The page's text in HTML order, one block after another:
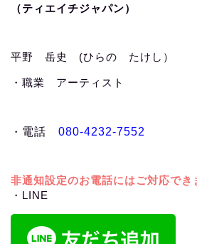
（ティエイチジャパン）
平野 岳史 (ひらの たけし）
・職業 アーティスト
・ 電話 080-4232-7552
非通知設定のお電話にはご対応でき
・LINE